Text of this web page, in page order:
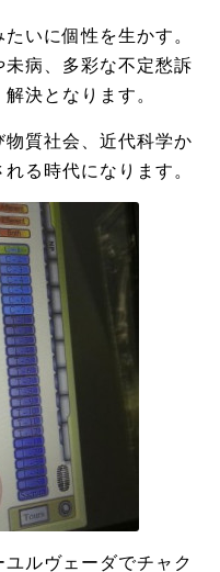
いに個性を生かす。
病、多彩な不定愁訴
決となります。
質社会、近代科学か
る時代になります。
ルヴェーダでチャク